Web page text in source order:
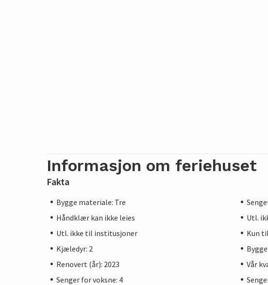
Informasjon om feriehuset
Fakta
Bygge materiale: Tre
Håndklær kan ikke leies
Utl.
Utl. ikke til institusjoner
Kun
Kjæledyr: 2
Renovert (år): 2023
Vår
Senger for voksne: 4